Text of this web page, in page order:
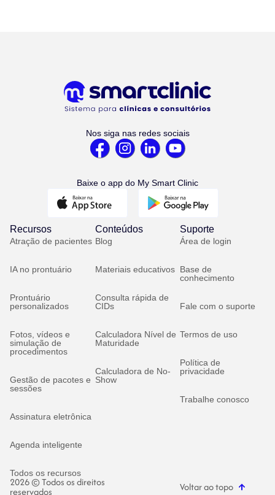
Nos siga nas redes sociais
Baixe o app do My Smart Clinic
Recursos
Atração de pacientes
IA no prontuário
Prontuário
personalizados
Fotos, vídeos e
simulação de
procedimentos
Gestão de pacotes e
sessões
Assinatura eletrônica
Agenda inteligente
Todos os recursos
Conteúdos
Blog
Materiais educativos
Consulta rápida de
CIDs
Calculadora Nível de
Maturidade
Calculadora de No-
Show
Suporte
Área de login
Base de
conhecimento
Fale com o suporte
Termos de uso
Política de
privacidade
Trabalhe conosco
2026 © Todos os direitos
reservados Voltar ao topo